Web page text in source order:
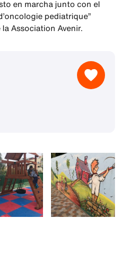
en marcha junto con el
pediatrique”
Association Avenir.